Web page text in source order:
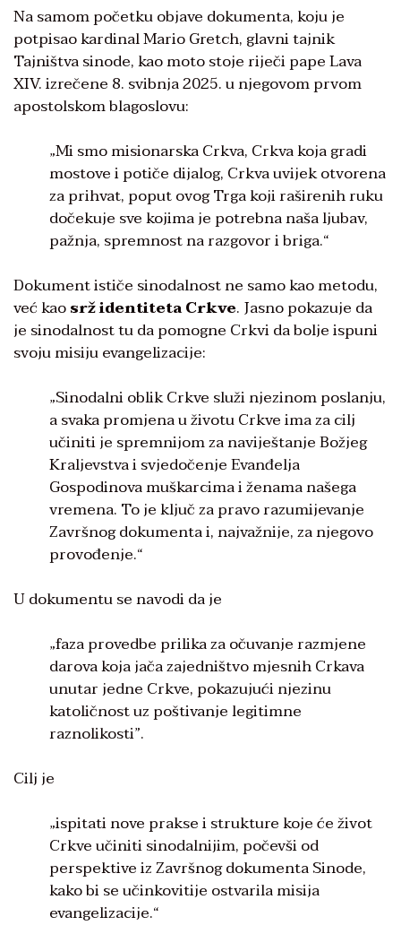
Na samom početku objave dokumenta, koju je
potpisao kardinal Mario Gretch, glavni tajnik
Tajništva sinode, kao moto stoje riječi pape Lava
XIV. izrečene 8. svibnja 2025. u njegovom prvom
apostolskom blagoslovu:
„Mi smo misionarska Crkva, Crkva koja gradi
mostove i potiče dijalog, Crkva uvijek otvorena
za prihvat, poput ovog Trga koji raširenih ruku
dočekuje sve kojima je potrebna naša ljubav,
pažnja, spremnost na razgovor i briga.“
Dokument ističe sinodalnost ne samo kao metodu,
već kaosrž identiteta Crkve. Jasno pokazuje da
je sinodalnost tu da pomogne Crkvi da bolje ispuni
svoju misiju evangelizacije:
„Sinodalni oblik Crkve služi njezinom poslanju,
a svaka promjena u životu Crkve ima za cilj
učiniti je spremnijom za naviještanje Božjeg
Kraljevstva i svjedočenje Evanđelja
Gospodinova muškarcima i ženama našega
vremena. To je ključ za pravo razumijevanje
Završnog dokumenta i, najvažnije, za njegovo
provođenje.“
U dokumentu se navodi da je
„faza provedbe prilika za očuvanje razmjene
darova koja jača zajedništvo mjesnih Crkava
unutar jedne Crkve, pokazujući njezinu
katoličnost uz poštivanje legitimne
raznolikosti”.
Cilj je
„ispitati nove prakse i strukture koje će život
Crkve učiniti sinodalnijim, počevši od
perspektive iz Završnog dokumenta Sinode,
kako bi se učinkovitije ostvarila misija
evangelizacije.“